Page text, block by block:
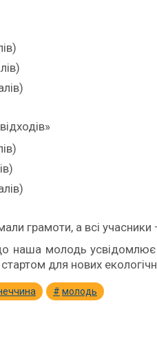
грамоти, а всі
наша молодь
для нових
молодь